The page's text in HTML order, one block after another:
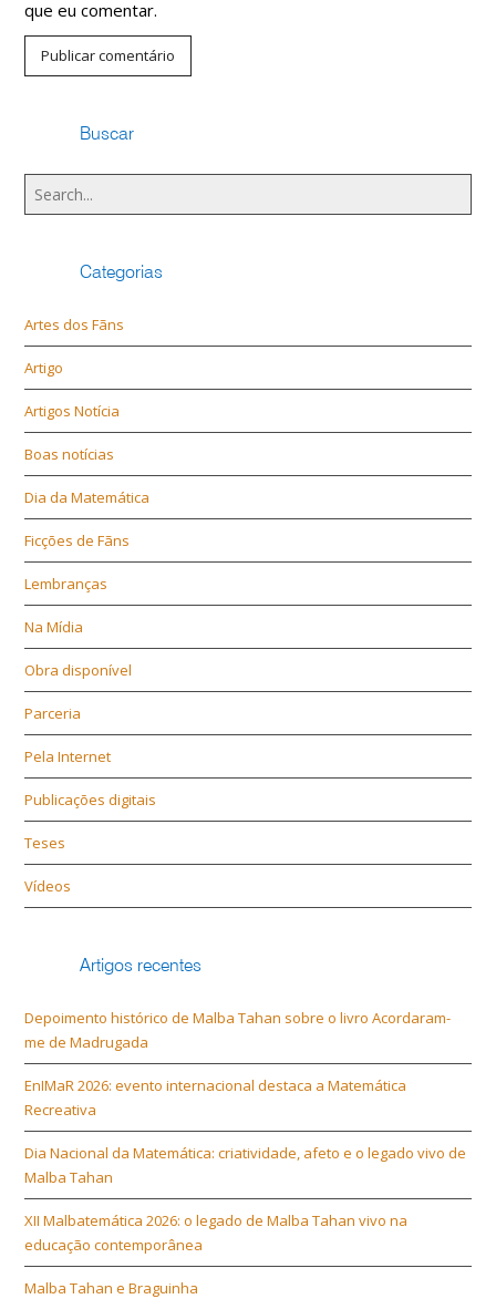
que eu comentar.
Buscar
Categorias
Artes dos Fãns
Artigo
Artigos Notícia
Boas notícias
Dia da Matemática
Ficções de Fãns
Lembranças
Na Mídia
Obra disponível
Parceria
Pela Internet
Publicações digitais
Teses
Vídeos
Artigos recentes
Depoimento histórico de Malba Tahan sobre o livro Acordaram-
me de Madrugada
EnIMaR 2026: evento internacional destaca a Matemática
Recreativa
Dia Nacional da Matemática: criatividade, afeto e o legado vivo de
Malba Tahan
XII Malbatemática 2026: o legado de Malba Tahan vivo na
educação contemporânea
Malba Tahan e Braguinha